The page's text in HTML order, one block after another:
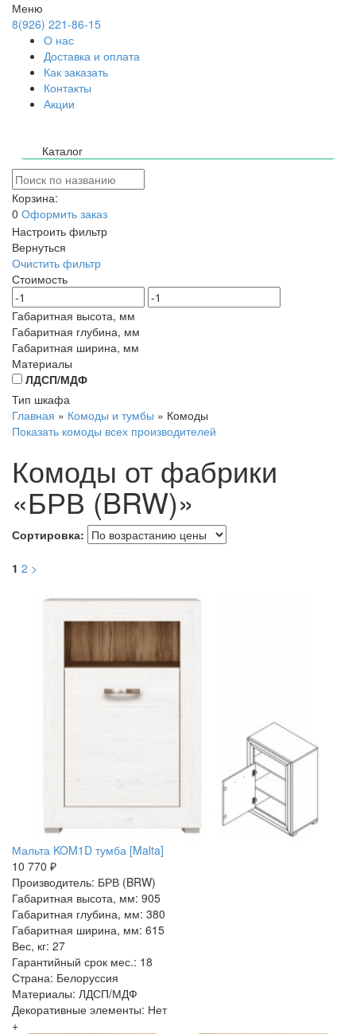
Меню
8(926) 221-86-15
О нас
Доставка и оплата
Как заказать
Контакты
Акции
Каталог
Корзина:
0 Оформить заказ
Настроить фильтр
Вернуться
Очистить фильтр
Стоимость
Габаритная высота, мм
Габаритная глубина, мм
Габаритная ширина, мм
Материалы
ЛДСП/МДФ
Тип шкафа
Главная » Комоды и тумбы » Комоды
Показать комоды всех производителей
Комоды от фабрики
«БРВ (BRW)»
Сортировка:
1 2 >
Мальта KOM1D тумба [Malta]
10 770 ₽
Производитель: БРВ (BRW)
Габаритная высота, мм: 905
Габаритная глубина, мм: 380
Габаритная ширина, мм: 615
Вес, кг: 27
Гарантийный срок мес.: 18
Страна: Белоруссия
Материалы: ЛДСП/МДФ
Декоративные элементы: Нет
+